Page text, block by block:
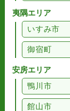
夷隅エリア
いすみ市
御宿町
安房エリア
鴨川市
館山市